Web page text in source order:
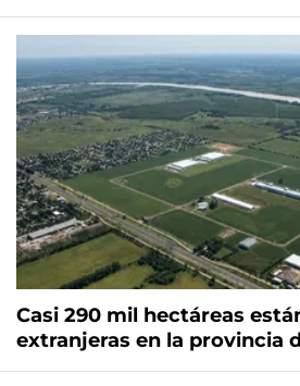
Casi 290 mil hectáreas
extranjeras en la provincia